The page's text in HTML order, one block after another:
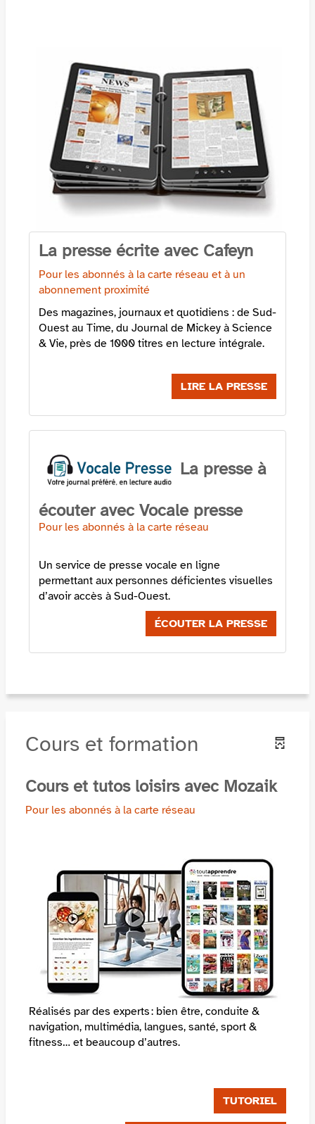
La presse écrite avec Cafeyn
Pour les abonnés à la carte réseau et à un
abonnement proximité
Des magazines, journaux et quotidiens : de Sud-
Ouest au Time, du Journal de Mickey à Science
& Vie, près de 1000 titres en lecture intégrale.
LIRE LA PRESSE
La presse à
écouter avec Vocale presse
Pour les abonnés à la carte réseau
Un service de presse vocale en ligne
permettant aux personnes déficientes visuelles
d’avoir accès à Sud-Ouest.
ÉCOUTER LA PRESSE
Cours et formation
Cours et tutos loisirs avec Mozaik
Pour les abonnés à la carte réseau
Réalisés par des experts : bien être, conduite &
navigation, multimédia, langues, santé, sport &
fitness… et beaucoup d’autres.
TUTORIEL